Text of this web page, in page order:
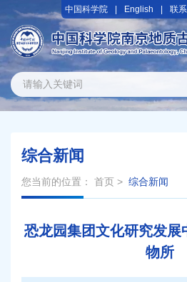
中国科学院 English 联
综合新闻
您当前的位置： 首页 > 综合新闻
恐龙园集团文化研究发展
物所